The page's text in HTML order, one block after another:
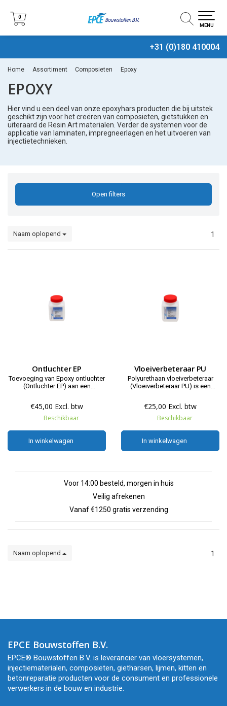
+31 (0)180 410004
0
0
MENU
Home Assortiment Composieten Epoxy
EPOXY
Hier vind u een deel van onze epoxyhars producten die bij uitstek
geschikt zijn voor het creëren van composieten, gietstukken en
uiteraard de Resin Art materialen. Verder de systemen voor de
applicatie van laminaten, impregneerlagen en het uitvoeren van
injectietechnieken.
Open filters
Naam oplopend 1
Ontluchter EP
Toevoeging van Epoxy ontluchter
(Ontluchter EP) aan een
systeem beter zal verlopen.
€45,00 Excl. btw
Beschikbaar
In winkelwagen
In winkelwagen
Vloeiverbeteraar PU
Polyurethaan vloeiverbeteraar
(Vloeiverbeteraar PU) is een
verbeterd.
€25,00 Excl. btw
Beschikbaar
In winkelwagen
In winkelwagen
Voor 14:00 besteld, morgen in huis
Veilig afrekenen
Vanaf €1250 gratis verzending
Naam oplopend 1
EPCE Bouwstoffen B.V.
EPCE® Bouwstoffen B.V. is leverancier van vloersystemen,
injectiematerialen, composieten, gietharsen, lijmen, kitten en
betonreparatie producten voor de consument en professionele
verwerkers in de bouw en industrie.